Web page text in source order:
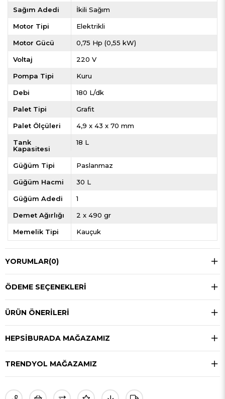
Sağım Adedi İkili Sağım
Motor Tipi Elektrikli
Motor Gücü 0,75 Hp (0,55 kW)
Voltaj 220 V
Pompa Tipi Kuru
Debi 180 L/dk
Palet Tipi Grafit
Palet Ölçüleri 4,9 x 43 x 70 mm
Tank
Kapasitesi
18 L
Güğüm Tipi Paslanmaz
Güğüm Hacmi 30 L
Güğüm Adedi 1
Demet Ağırlığı 2 x 490 gr
Memelik Tipi Kauçuk
YORUMLAR(0)
ÖDEME SEÇENEKLERI
ÜRÜN ÖNERILERI
HEPSIBURADA MAĞAZAMIZ
TRENDYOL MAĞAZAMIZ